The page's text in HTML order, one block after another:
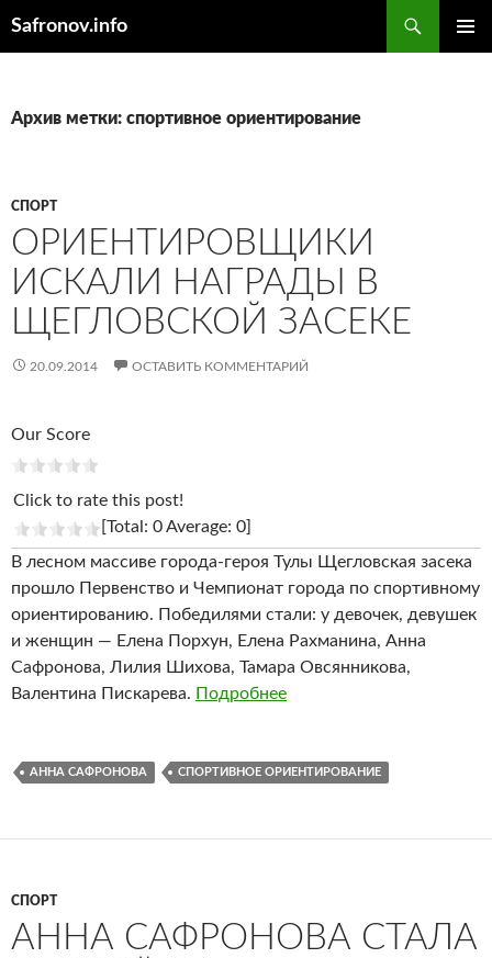
Safronov.info
Архив метки: спортивное ориентирование
СПОРТ
ОРИЕНТИРОВЩИКИ
ИСКАЛИ НАГРАДЫ В
ЩЕГЛОВСКОЙ ЗАСЕКЕ
20.09.2014 ОСТАВИТЬ КОММЕНТАРИЙ
Our Score
Click to rate this post!
[Total: 0 Average: 0]
В лесном массиве города-героя Тулы Щегловская засека
прошло Первенство и Чемпионат города по спортивному
ориентированию. Победилями стали: у девочек, девушек
и женщин — Елена Порхун, Елена Рахманина, Анна
Сафронова, Лилия Шихова, Тамара Овсянникова,
Валентина Пискарева. Подробнее
АННА САФРОНОВА СПОРТИВНОЕ ОРИЕНТИРОВАНИЕ
СПОРТ
АННА САФРОНОВА СТАЛА